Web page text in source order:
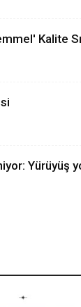
Kalite
Yürüyüş